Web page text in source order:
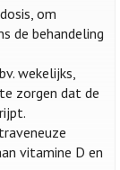
om
de behandeling
wekelijks,
zorgen dat de
vitamine D en